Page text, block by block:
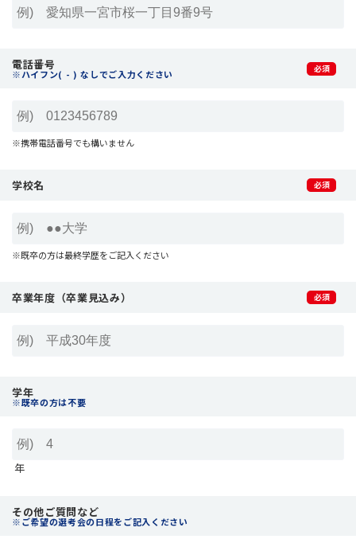
電話番号
※ハイフン( - ) なしでご入力ください
※携帯電話番号でも構いません
学校名
※既卒の方は最終学歴をご記入ください
卒業年度（卒業見込み）
学年
※既卒の方は不要
年
その他ご質問など
※ご希望の選考会の日程をご記入ください